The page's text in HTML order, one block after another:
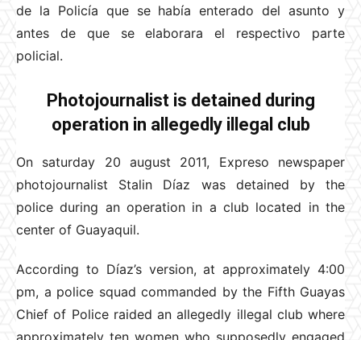
de la Policía que se había enterado del asunto y
antes de que se elaborara el respectivo parte
policial.
Photojournalist is detained during
operation in allegedly illegal club
On saturday 20 august 2011, Expreso newspaper
photojournalist Stalin Díaz was detained by the
police during an operation in a club located in the
center of Guayaquil.
According to Díaz’s version, at approximately 4:00
pm, a police squad commanded by the Fifth Guayas
Chief of Police raided an allegedly illegal club where
approximately ten women who supposedly engaged